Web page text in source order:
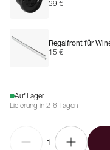
39 €
Regalfront für
15 €
Auf Lager
Lieferung in 2-6 Tagen
1